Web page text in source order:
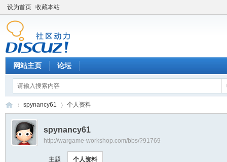
设为首页 收藏本站
网站主页 论坛
›
spynancy61 个人资料
spynancy61
http://wargame-workshop.com/bbs/?91769
主题 个人资料